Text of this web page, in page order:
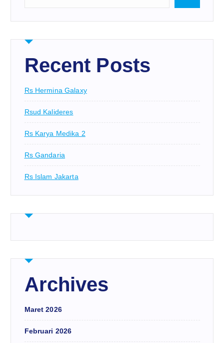
Recent Posts
Rs Hermina Galaxy
Rsud Kalideres
Rs Karya Medika 2
Rs Gandaria
Rs Islam Jakarta
Archives
Maret 2026
Februari 2026